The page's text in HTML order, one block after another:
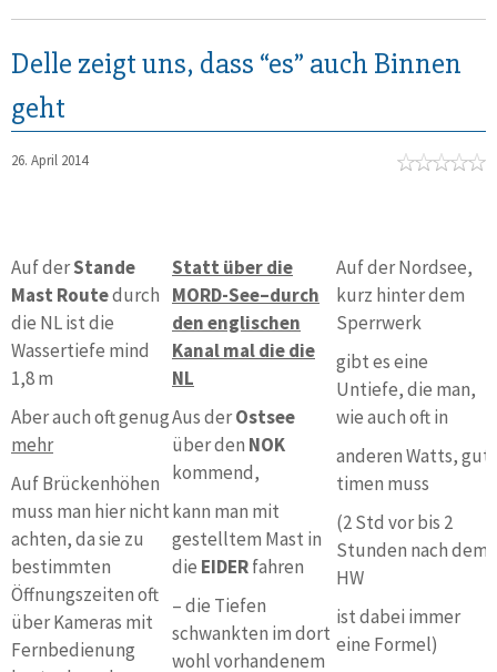
Delle zeigt uns, dass “es” auch Binnen
geht
26. April 2014
Auf derStande
Mast Routedurch
die NL ist die
Wassertiefe mind
1,8 m
Aber auch oft genug
mehr
Auf Brückenhöhen
muss man hier nicht
achten, da sie zu
bestimmten
Öffnungszeiten oft
über Kameras mit
Fernbedienung
Statt über die
MORD-See–durch
den englischen
Kanal mal die die
NL
Aus derOstsee
über den NOK
kommend,
kann man mit
gestelltem Mast in
die EIDERfahren
– die Tiefen
schwankten im dort
wohl vorhandenem
Auf der Nordsee,
kurz hinter dem
Sperrwerk
gibt es eine
Untiefe, die man,
wie auch oft in
anderen Watts, gut
timen muss
(2 Std vor bis 2
Stunden nach dem
HW
ist dabei immer
eine Formel)